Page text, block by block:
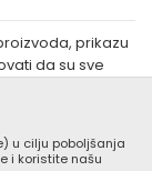
prikazu
da su sve
dostupni u
405 9007 / +381
u cilju poboljšanja
i koristite našu